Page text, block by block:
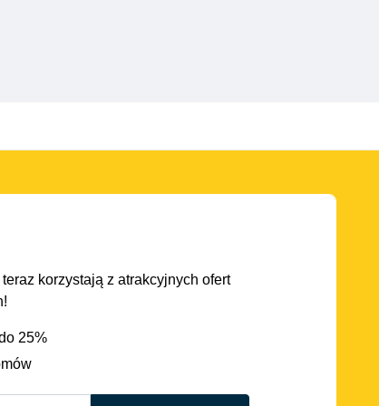
korzystają z atrakcyjnych ofert
25%